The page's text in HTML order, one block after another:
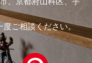
度ご相談ください。